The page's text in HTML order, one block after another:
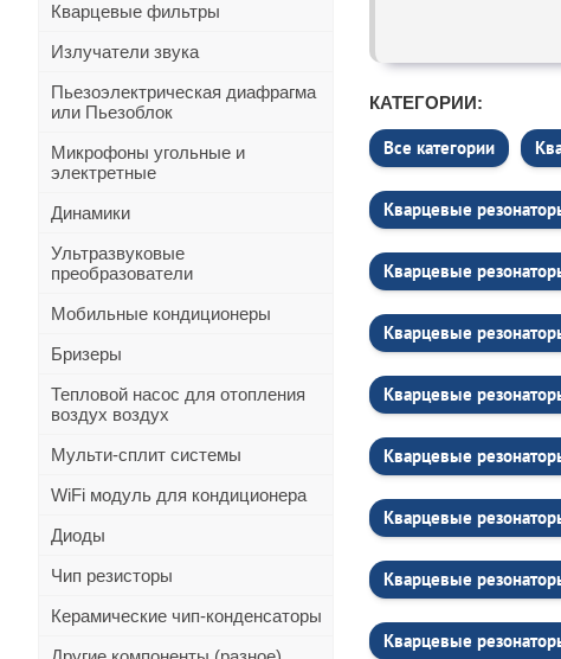
Кварцевые фильтры
Излучатели звука
Пьезоэлектрическая диафрагма
или Пьезоблок
Микрофоны угольные и
электретные
Динамики
Ультразвуковые
преобразователи
Мобильные кондиционеры
Бризеры
Тепловой насос для отопления
воздух воздух
Мульти-сплит системы
WiFi модуль для кондиционера
Диоды
Чип резисторы
Керамические чип-конденсаторы
КАТЕГОРИИ:
Все категории
Кварцевые
Кварцевые
Кварцевые
Кварцевые
Кварцевые
Кварцевые
Кварцевые
Кварцевые